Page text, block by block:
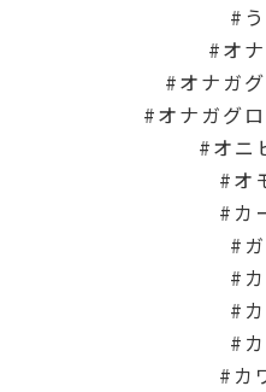
オ
オナガ
オナガグ
オニ
オ
カ
カ